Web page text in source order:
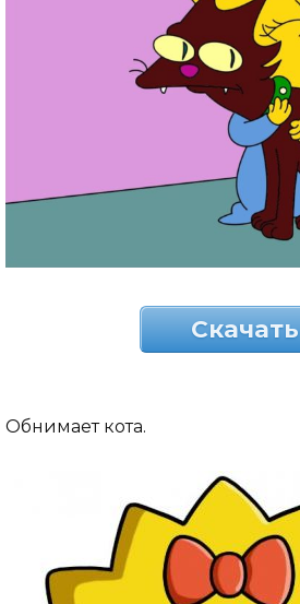
Скачать
Обнимает кота.